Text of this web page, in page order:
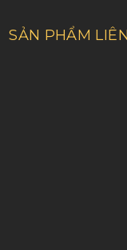
SẢN PHẨM